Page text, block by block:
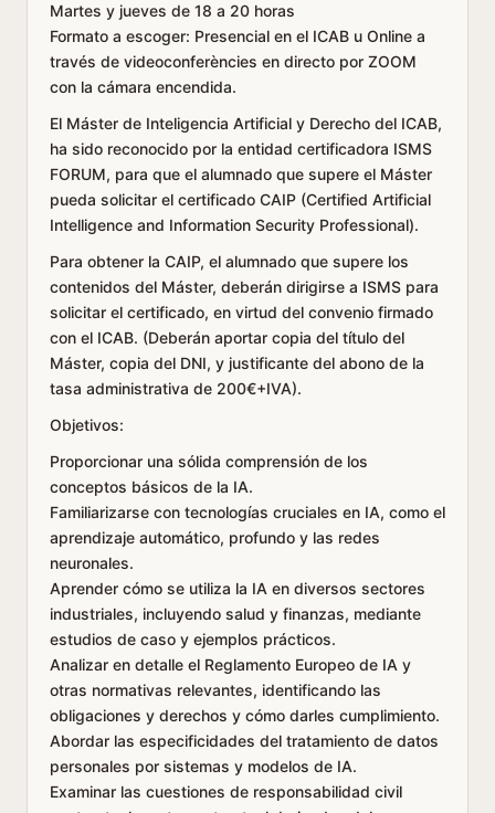
Martes y jueves de 18 a 20 horas
Formato a escoger: Presencial en el ICAB u Online a
través de videoconferències en directo por ZOOM
con la cámara encendida.
El Máster de Inteligencia Artificial y Derecho del ICAB,
ha sido reconocido por la entidad certificadora ISMS
FORUM, para que el alumnado que supere el Máster
pueda solicitar el certificado CAIP (Certified Artificial
Intelligence and Information Security Professional).
Para obtener la CAIP, el alumnado que supere los
contenidos del Máster, deberán dirigirse a ISMS para
solicitar el certificado, en virtud del convenio firmado
con el ICAB. (Deberán aportar copia del título del
Máster, copia del DNI, y justificante del abono de la
tasa administrativa de 200€+IVA).
Objetivos:
Proporcionar una sólida comprensión de los
conceptos básicos de la IA.
Familiarizarse con tecnologías cruciales en IA, como el
aprendizaje automático, profundo y las redes
neuronales.
Aprender cómo se utiliza la IA en diversos sectores
industriales, incluyendo salud y finanzas, mediante
estudios de caso y ejemplos prácticos.
Analizar en detalle el Reglamento Europeo de IA y
otras normativas relevantes, identificando las
obligaciones y derechos y cómo darles cumplimiento.
Abordar las especificidades del tratamiento de datos
personales por sistemas y modelos de IA.
Examinar las cuestiones de responsabilidad civil